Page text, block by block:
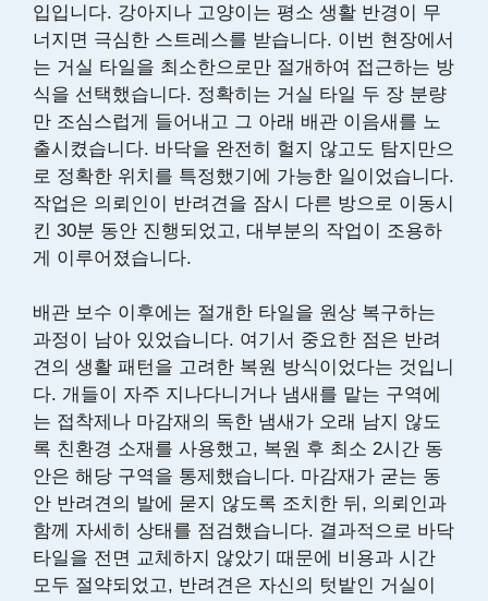
입입니다. 강아지나 고양이는 평소 생활 반경이 무
너지면 극심한 스트레스를 받습니다. 이번 현장에서
는 거실 타일을 최소한으로만 절개하여 접근하는 방
식을 선택했습니다. 정확히는 거실 타일 두 장 분량
만 조심스럽게 들어내고 그 아래 배관 이음새를 노
출시켰습니다. 바닥을 완전히 헐지 않고도 탐지만으
로 정확한 위치를 특정했기에 가능한 일이었습니다.
작업은 의뢰인이 반려견을 잠시 다른 방으로 이동시
킨 30분 동안 진행되었고, 대부분의 작업이 조용하
게 이루어졌습니다.
배관 보수 이후에는 절개한 타일을 원상 복구하는
과정이 남아 있었습니다. 여기서 중요한 점은 반려
견의 생활 패턴을 고려한 복원 방식이었다는 것입니
다. 개들이 자주 지나다니거나 냄새를 맡는 구역에
는 접착제나 마감재의 독한 냄새가 오래 남지 않도
록 친환경 소재를 사용했고, 복원 후 최소 2시간 동
안은 해당 구역을 통제했습니다. 마감재가 굳는 동
안 반려견의 발에 묻지 않도록 조치한 뒤, 의뢰인과
함께 자세히 상태를 점검했습니다. 결과적으로 바닥
타일을 전면 교체하지 않았기 때문에 비용과 시간
모두 절약되었고, 반려견은 자신의 텃밭인 거실이